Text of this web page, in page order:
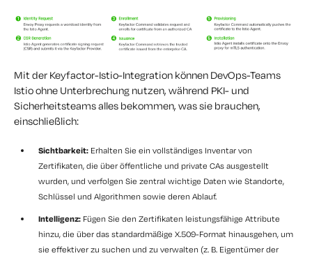
Mit der Keyfactor-Istio-Integration können DevOps-Teams
Istio ohne Unterbrechung nutzen, während PKI- und
Sicherheitsteams alles bekommen, was sie brauchen,
einschließlich:
Sichtbarkeit: Erhalten Sie ein vollständiges Inventar von
Zertifikaten, die über öffentliche und private CAs ausgestellt
wurden, und verfolgen Sie zentral wichtige Daten wie Standorte,
Schlüssel und Algorithmen sowie deren Ablauf.
Intelligenz: Fügen Sie den Zertifikaten leistungsfähige Attribute
hinzu, die über das standardmäßige X.509-Format hinausgehen, um
sie effektiver zu suchen und zu verwalten (z. B. Eigentümer der